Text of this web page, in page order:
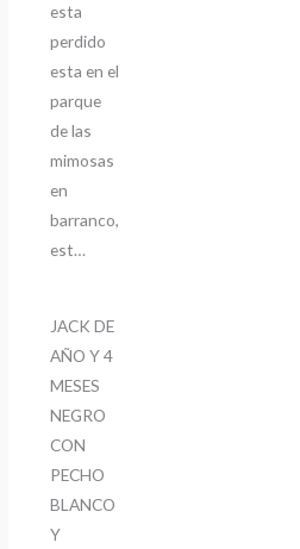
esta
perdido
esta en el
parque
de las
mimosas
en
barranco,
est…
JACK DE
AÑO Y 4
MESES
NEGRO
CON
PECHO
BLANCO
Y